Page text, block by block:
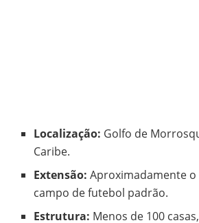
Localização: Golfo de
Caribe.
Extensão: Aproximadamente
campo de futebol padrão.
Estrutura: Menos de 100